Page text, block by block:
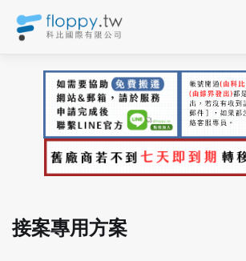
接案專用方案